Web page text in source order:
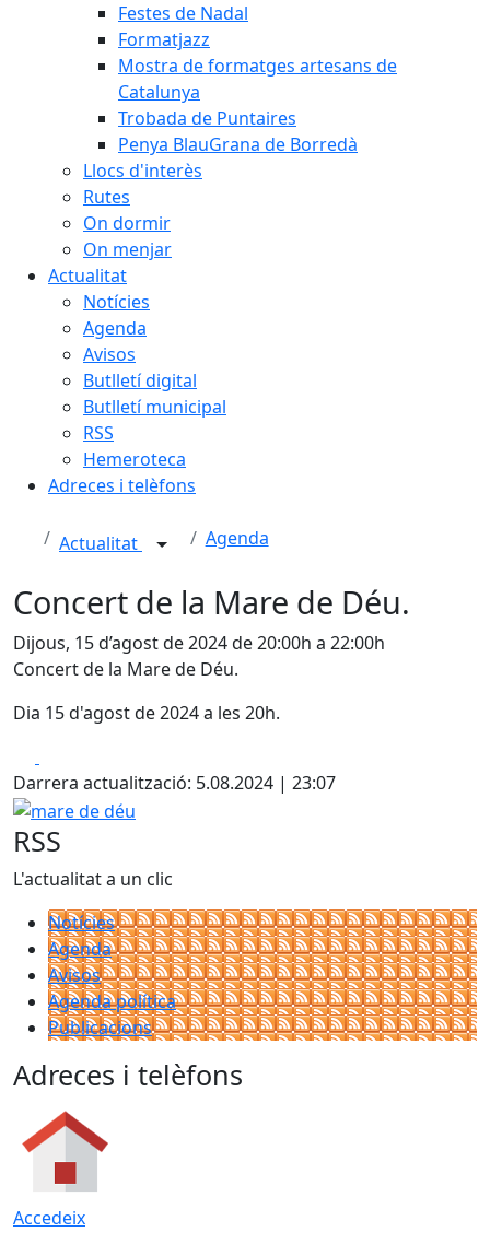
Festes de Nadal
Formatjazz
Mostra de formatges artesans de
Catalunya
Trobada de Puntaires
Penya BlauGrana de Borredà
Llocs d'interès
Rutes
On dormir
On menjar
Actualitat
Notícies
Agenda
Avisos
Butlletí digital
Butlletí municipal
RSS
Hemeroteca
Adreces i telèfons
Actualitat Agenda
Concert de la Mare de Déu.
Dijous, 15 d’agost de 2024 de 20:00h a 22:00h
Concert de la Mare de Déu.
Dia 15 d'agost de 2024 a les 20h.
Darrera actualització: 5.08.2024 | 23:07
mare de déu
RSS
L'actualitat a un clic
Notícies
Agenda
Avisos
Agenda política
Publicacions
Adreces i telèfons
Accedeix